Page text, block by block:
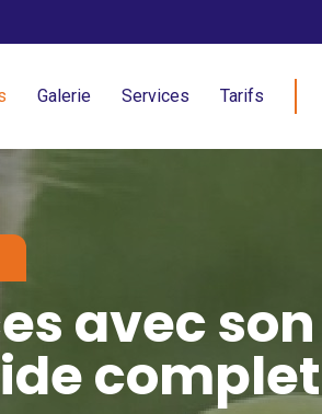
Galerie Services Tarifs
avec son
complet